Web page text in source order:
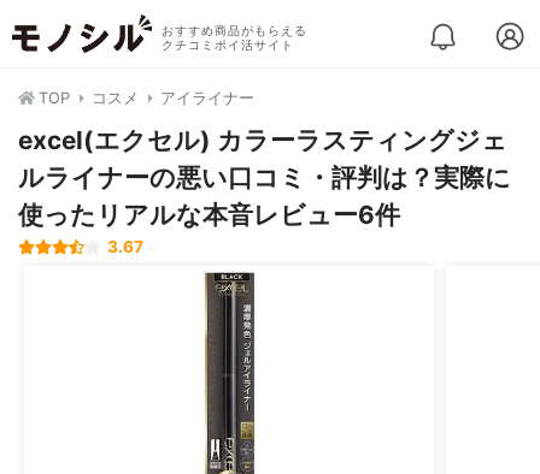
おすすめ商品がもらえる
クチコミポイ活サイト
TOP コスメ アイライナー
excel(エクセル) カラーラスティングジェ
ルライナーの悪い口コミ・評判は？実際に
使ったリアルな本音レビュー6件
3.67